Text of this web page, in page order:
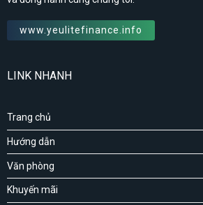
www.yeulitefinance.info
LINK NHANH
Trang chủ
Hướng dẫn
Văn phòng
Khuyến mãi